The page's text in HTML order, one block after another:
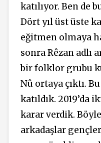
katılıyor. Ben de
Dört yıl üst üste
eğitmen olmaya
sonra Rêzan adlı
bir folklor grubu
Nû ortaya çıktı.
katıldık. 2019’da
karar verdik.
arkadaşlar